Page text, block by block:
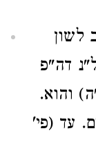
לשון
דה"פ
והוא.
עד (פי'